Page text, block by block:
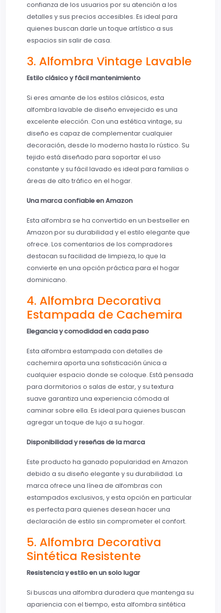
confianza de los usuarios por su atención a los
detalles y sus precios accesibles. Es ideal para
quienes buscan darle un toque artístico a sus
espacios sin salir de casa.
3. Alfombra Vintage Lavable
Estilo clásico y fácil mantenimiento
Si eres amante de los estilos clásicos, esta
alfombra lavable de diseño envejecido es una
excelente elección. Con una estética vintage, su
diseño es capaz de complementar cualquier
decoración, desde lo moderno hasta lo rústico. Su
tejido está diseñado para soportar el uso
constante y su fácil lavado es ideal para familias o
áreas de alto tráfico en el hogar.
Una marca confiable en Amazon
Esta alfombra se ha convertido en un bestseller en
Amazon por su durabilidad y el estilo elegante que
ofrece. Los comentarios de los compradores
destacan su facilidad de limpieza, lo que la
convierte en una opción práctica para el hogar
dominicano.
4. Alfombra Decorativa
Estampada de Cachemira
Elegancia y comodidad en cada paso
Esta alfombra estampada con detalles de
cachemira aporta una sofisticación única a
cualquier espacio donde se coloque. Está pensada
para dormitorios o salas de estar, y su textura
suave garantiza una experiencia cómoda al
caminar sobre ella. Es ideal para quienes buscan
agregar un toque de lujo a su hogar.
Disponibilidad y reseñas de la marca
Este producto ha ganado popularidad en Amazon
debido a su diseño elegante y su durabilidad. La
marca ofrece una línea de alfombras con
estampados exclusivos, y esta opción en particular
es perfecta para quienes desean hacer una
declaración de estilo sin comprometer el confort.
5. Alfombra Decorativa
Sintética Resistente
Resistencia y estilo en un solo lugar
Si buscas una alfombra duradera que mantenga su
apariencia con el tiempo, esta alfombra sintética